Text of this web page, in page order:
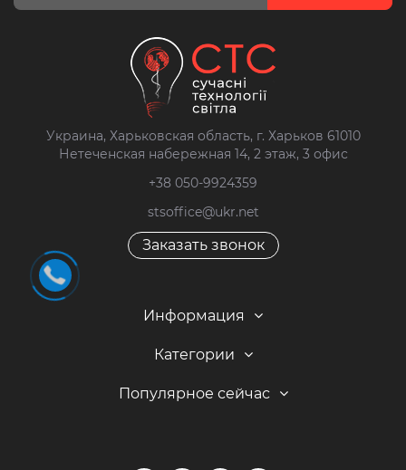
Украина, Харьковская область, г. Харьков 61010
Нетеченская набережная 14, 2 этаж, 3 офис
+38 050-9924359
stsoffice@ukr.net
Заказать звонок
Информация
Категории
Популярное сейчас